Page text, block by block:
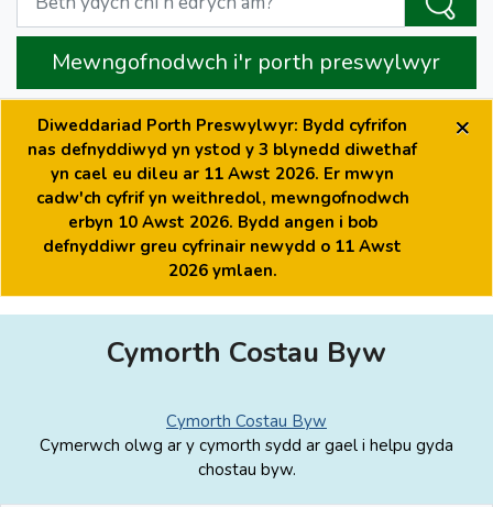
Mewngofnodwch i'r porth preswylwyr
Diweddariad Porth Preswylwyr: Bydd cyfrifon
nas defnyddiwyd yn ystod y 3 blynedd diwethaf
yn cael eu dileu ar 11 Awst 2026. Er mwyn
cadw'ch cyfrif yn weithredol, mewngofnodwch
erbyn 10 Awst 2026. Bydd angen i bob
defnyddiwr greu cyfrinair newydd o 11 Awst
2026 ymlaen.
×
Cymorth Costau Byw
Cymorth Costau Byw
Cymerwch olwg ar y cymorth sydd ar gael i helpu gyda
chostau byw.